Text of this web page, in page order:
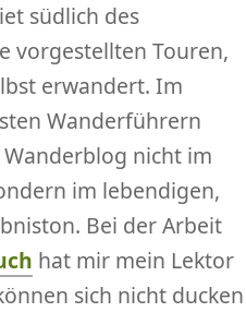
südlich des
vorgestellten Touren,
erwandert. Im
Wanderführern
nicht im
im lebendigen,
Bei der Arbeit
hat mir mein Lektor
sich nicht ducken